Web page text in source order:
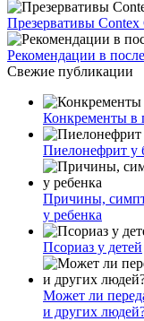
Презервативы Contex
Рекомендации в
Свежие публикации
Конкременты в
Пиелонефрит у
Причины,
у ребенка
Псориаз у детей
Может ли
и других